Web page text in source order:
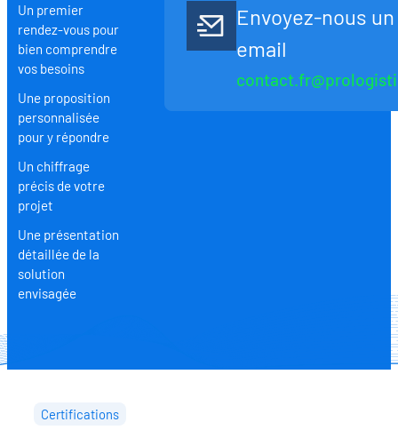
Un premier
rendez-vous pour
bien comprendre
vos besoins
Une proposition
personnalisée
pour y répondre
Un chiffrage
précis de votre
projet
Une présentation
détaillée de la
solution
envisagée
Envoyez-nous un
email
Certifications